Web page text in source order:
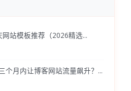
站模板推荐（2026精选...
个月内让博客网站流量飙升？...